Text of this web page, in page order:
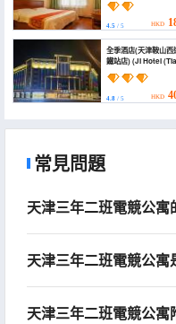
Central Hospital
Subway Station
4.5 / 5 HKD
全季酒店(天津鞍山西
鐵站店) (JI Hotel (Tianjin
Anshan Xidao
Station))
4.8 / 5 HKD
常見問題
天津三年二班電競公寓
天津三年二班電競公寓
天津三年二班電競公寓